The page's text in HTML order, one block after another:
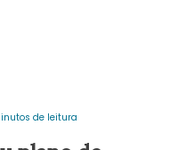
de leitura